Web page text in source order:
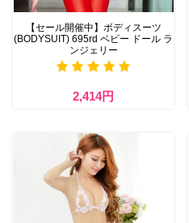
【セール開催中】ボディスーツ
(BODYSUIT) 695rd ベビー ドール ラ
ンジェリー
2,414円